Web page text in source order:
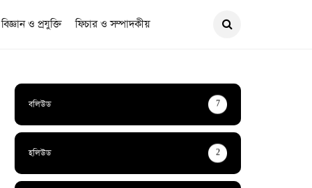
বিজ্ঞান ও প্রযুক্তি ফিচার ও সম্পাদকীয়
বলিউড 7
হলিউড 2